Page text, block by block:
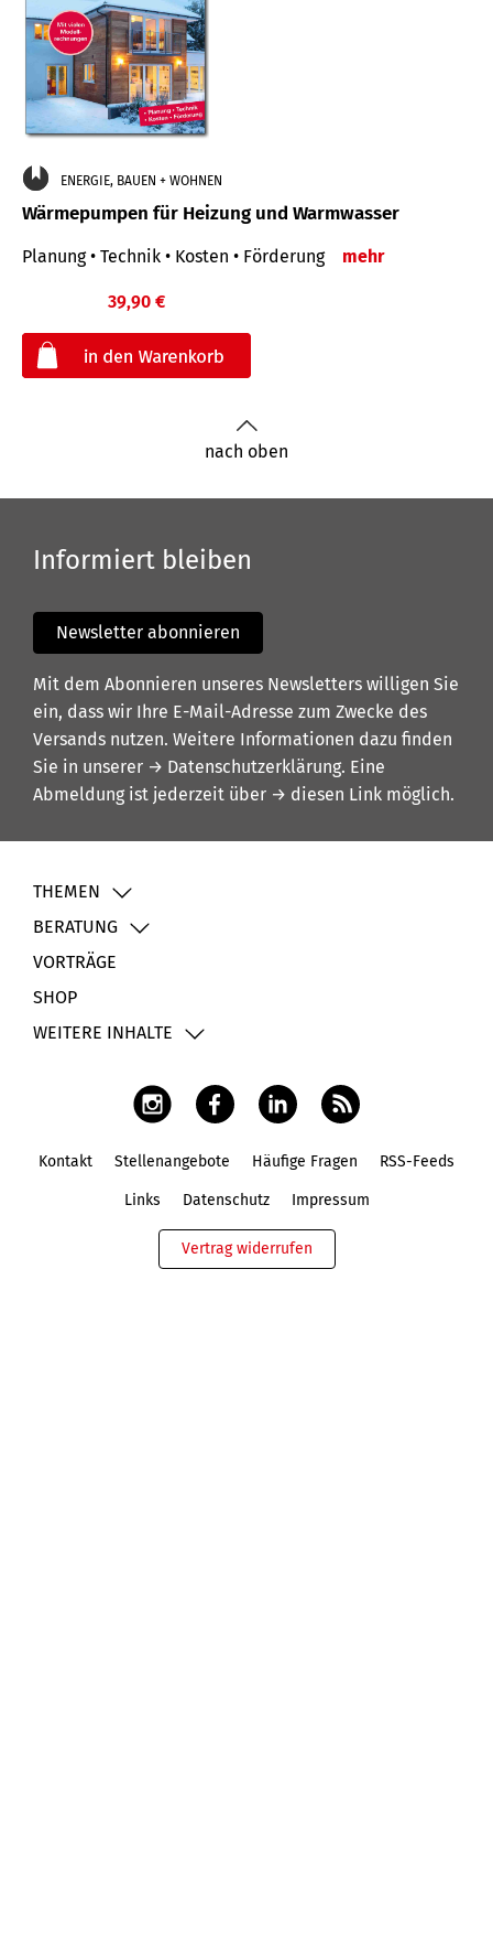
ENERGIE, BAUEN + WOHNEN
Wärmepumpen für Heizung und Warmwasser
Planung • Technik • Kosten • Förderung mehr
39,90 €
nach oben
Informiert bleiben
Newsletter abonnieren
Mit dem Abonnieren unseres Newsletters willigen Sie
ein, dass wir Ihre E-Mail-Adresse zum Zwecke des
Versands nutzen. Weitere Informationen dazu finden
Sie in unserer → Datenschutzerklärung. Eine
Abmeldung ist jederzeit über → diesen Link möglich.
THEMEN
BERATUNG
VORTRÄGE
SHOP
WEITERE INHALTE
Kontakt Stellenangebote Häufige Fragen RSS-Feeds
Links Datenschutz Impressum
Vertrag widerrufen